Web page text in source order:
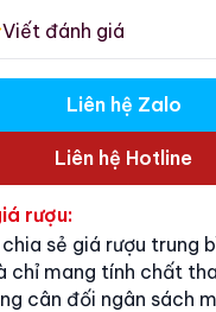
Viết đánh giá
Liên hệ Zalo
Liên hệ Hotline
rượu:
sẻ giá rượu trung
chỉ mang tính chất
cân đối ngân sách